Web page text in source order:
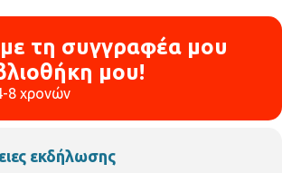
τη συγγραφέα μου
μου!
8 χρονών
εκδήλωσης